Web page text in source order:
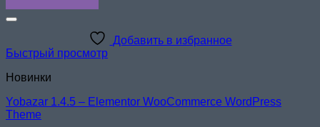
Добавить в избранное
Быстрый просмотр
Новинки
Yobazar 1.4.5 – Elementor WooCommerce WordPress
Theme